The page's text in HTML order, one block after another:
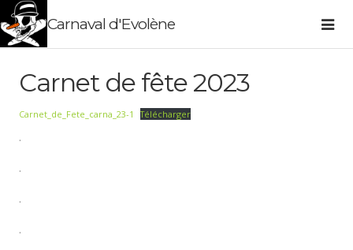
Carnaval d'Evolène
Carnet de fête 2023
Carnet_de_Fete_carna_23-1 Télécharger
.
.
.
.